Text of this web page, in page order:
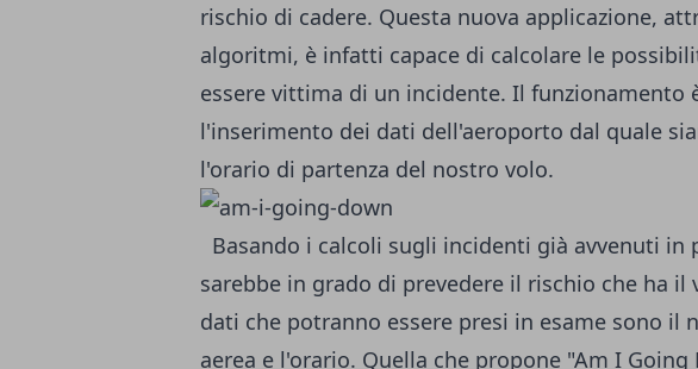
rischio di cadere. Questa nuova applicazione,
algoritmi, è infatti capace di calcolare le
essere vittima di un incidente. Il funzionamento
l'inserimento dei dati dell'aeroporto dal quale
l'orario di partenza del nostro volo.
Basando i calcoli sugli incidenti già avvenuti in
sarebbe in grado di prevedere il rischio che ha
dati che potranno essere presi in esame sono il
aerea e l'orario. Quella che propone "Am I